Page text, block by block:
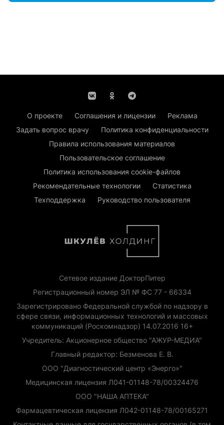
О проекте Соглашения и лицензии
Реклама
Задать вопрос врачу
Политика конфиденциальности
Правила использования материалов
Пользовательское соглашение
Политика использования cookie-файлов
Рекомендательные технологии
Статистика
Техподдержка
Руководство пользователя
Сетевое издание ДокторПитер
Регистрационный номер ЭЛ № ФС 77 - 66334
Зарегистрировано Федеральной службой по надзору в
сфере связи, информационных технологий и массовых
коммуникаций (Роскомнадзор) 14.07.2016 16+
Учредитель: Акционерное общество "АЖУР-МЕДИА"
Главный редактор: Безменова Е. В.
ООО "Диагностический центр «Энерго»"
Медицинская лицензия Л041-01148-78/00324476
ООО "НАША АПТЕКА"
Фармацевтическая лицензия Л042-01148-78/00165271